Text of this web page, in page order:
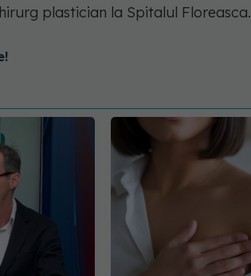
plastician la Spitalul Floreasca.